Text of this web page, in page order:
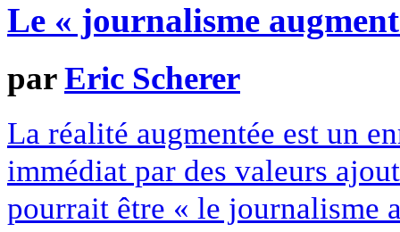
Le « journalisme
parEric Scherer
La réalité augmentée est un
immédiat par des valeurs
pourrait être « le journalisme